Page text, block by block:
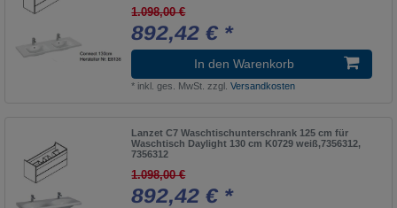
1.098,00 €
892,42 € *
In den Warenkorb
* inkl. ges. MwSt. zzgl.Versandkosten
Lanzet C7 Waschtischunterschrank 125 cm für
Waschtisch Daylight 130 cm K0729 weiß,7356312,
7356312
1.098,00 €
892,42 € *